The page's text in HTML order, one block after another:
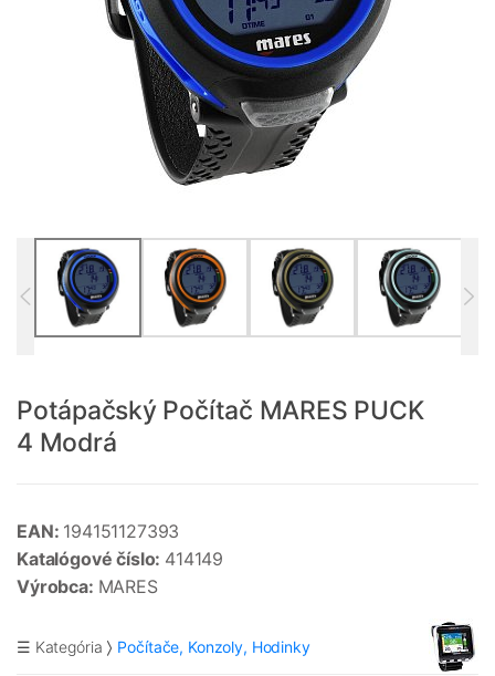
Potápačský Počítač MARES PUCK
4 Modrá
EAN: 194151127393
Katalógové číslo: 414149
Výrobca: MARES
☰ Kategória Počítače, Konzoly, Hodinky